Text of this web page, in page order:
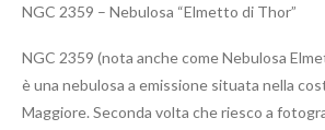
NGC 2359 – Nebulosa “Elmetto di Thor”
NGC 2359 (nota anche come Nebulosa
è una nebulosa a emissione situata nella
Maggiore. Seconda volta che riesco a